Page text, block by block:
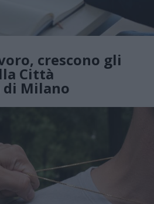
crescono gli
Città
Milano